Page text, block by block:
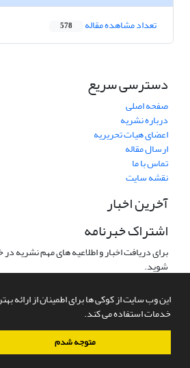
این وب سایت از کوکی ها برای اطمینان از ارائه
خدمات استفاده می کند.
متوجه شدم
تعداد مشاهده مقاله 578
دسترسی سریع
صفحه اصلی
درباره نشریه
اعضای هیات تحریریه
ارسال مقاله
تماس با ما
نقشه سایت
آخرین اخبار
اشتراک خبرنامه
برای دریافت اخبار و اطلاعیه های مهم نشریه
شوید.
سامانه مدیریت نشریات علمی.طراحی و پیاده